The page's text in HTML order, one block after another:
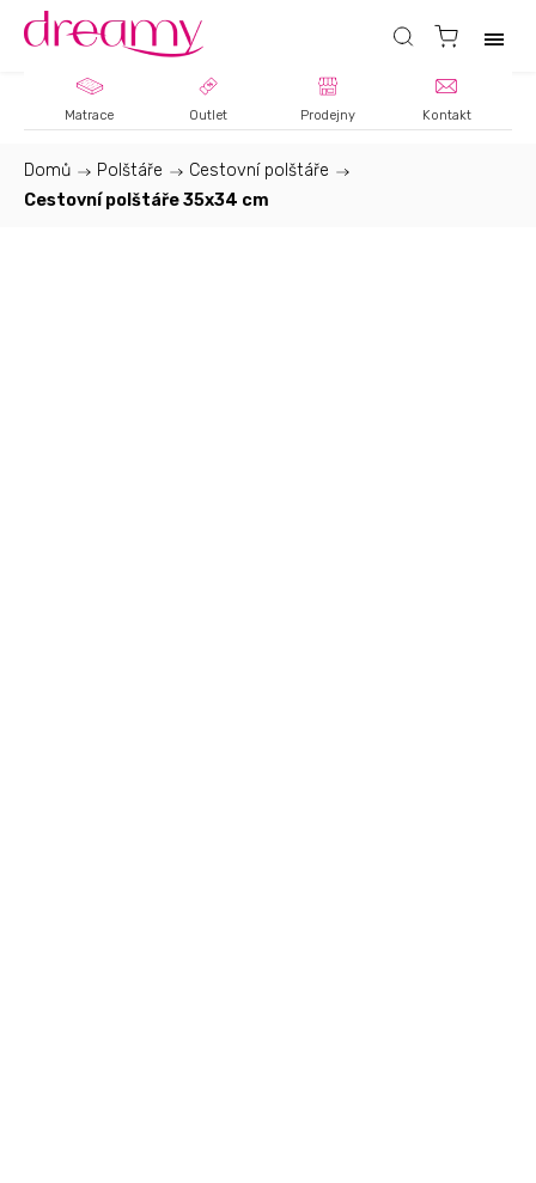
Matrace Outlet Prodejny Kontakt
Domů / Polštáře / Cestovní polštáře /
Cestovní polštáře 35x34 cm